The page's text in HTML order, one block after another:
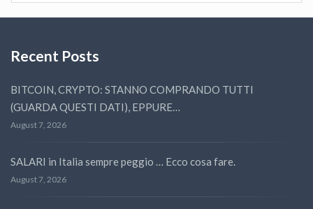
Recent Posts
BITCOIN, CRYPTO: STANNO COMPRANDO TUTTI
(GUARDA QUESTI DATI), EPPURE…
August 7, 2026
SALARI in Italia sempre peggio … Ecco cosa fare.
August 7, 2026